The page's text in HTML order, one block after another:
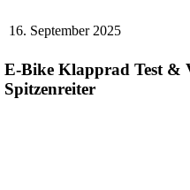
16. September 2025
E-Bike Klapprad Test &
Spitzenreiter